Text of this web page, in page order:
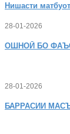
Нишасти
28-01-2026
ОШНОӢ БО
28-01-2026
БАРРАСИИ